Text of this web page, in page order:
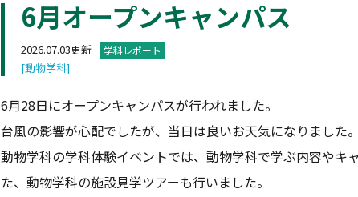
6月オープンキャンパス
2026.07.03更新 学科レポート
[動物学科]
6月28日にオープンキャンパスが行われました。
台風の影響が心配でしたが、当日は良いお天気になりました。
動物学科の学科体験イベントでは、動物学科で学ぶ内容や
た、動物学科の施設見学ツアーも行いました。